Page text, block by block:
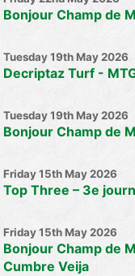
Bonjour Champ de
Tuesday 19th May 2026
Decriptaz Turf -
Tuesday 19th May 2026
Bonjour Champ de
Friday 15th May 2026
Top Three – 3e
Friday 15th May 2026
Bonjour Champ de
Cumbre Veija